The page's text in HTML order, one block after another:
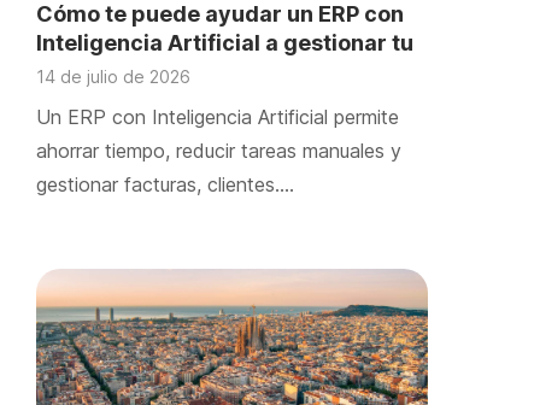
Cómo te puede ayudar un ERP con
Inteligencia Artificial a gestionar tu
negocio
14 de julio de 2026
Un ERP con Inteligencia Artificial permite
ahorrar tiempo, reducir tareas manuales y
gestionar facturas, clientes….